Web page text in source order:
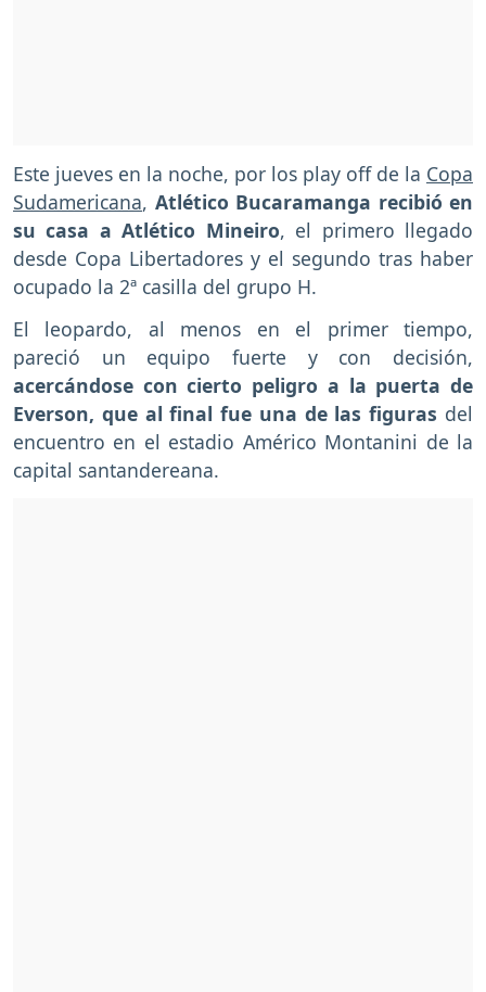
Este jueves en la noche, por los play off de la Copa
Sudamericana, Atlético Bucaramanga recibió en
su casa a Atlético Mineiro, el primero llegado
desde Copa Libertadores y el segundo tras haber
ocupado la 2ª casilla del grupo H.
El leopardo, al menos en el primer tiempo,
pareció un equipo fuerte y con decisión,
acercándose con cierto peligro a la puerta de
Everson, que al final fue una de las figuras del
encuentro en el estadio Américo Montanini de la
capital santandereana.